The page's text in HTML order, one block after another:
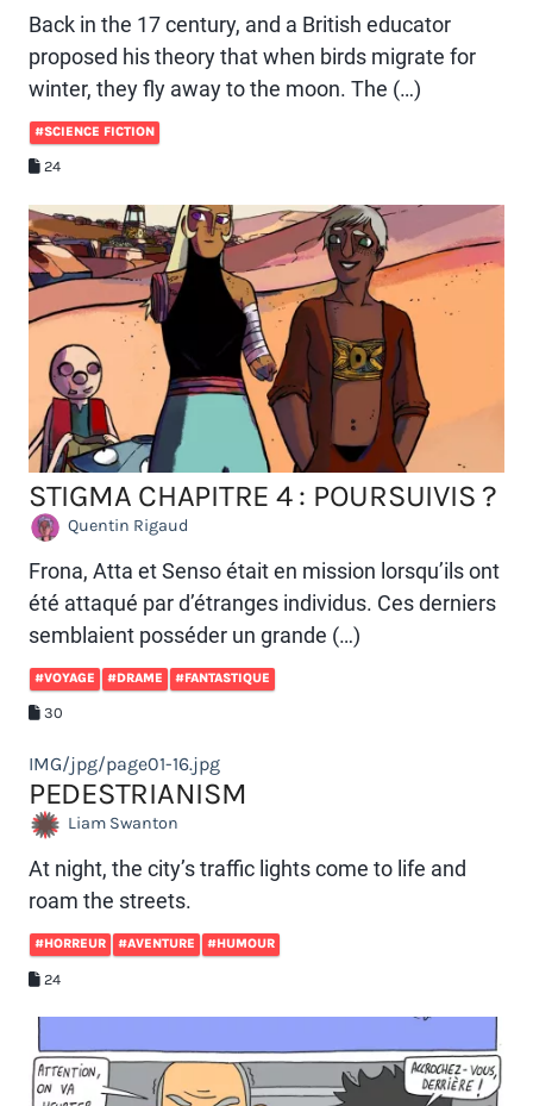
Back in the 17 century, and a British educator
proposed his theory that when birds migrate for
winter, they fly away to the moon. The (…)
#SCIENCE FICTION
24
STIGMA CHAPITRE 4 : POURSUIVIS ?
Quentin Rigaud
Frona, Atta et Senso était en mission lorsqu’ils ont
été attaqué par d’étranges individus. Ces derniers
semblaient posséder un grande (…)
#VOYAGE #DRAME #FANTASTIQUE
30
IMG/jpg/page01-16.jpg
PEDESTRIANISM
Liam Swanton
At night, the city’s traffic lights come to life and
roam the streets.
#HORREUR #AVENTURE #HUMOUR
24